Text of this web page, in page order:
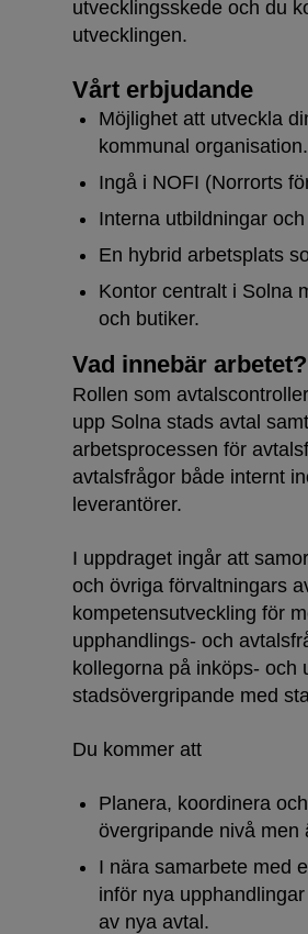
utvecklingsskede och du
utvecklingen.
Vårt erbjudande
Möjlighet att utveckla
kommunal organisation.
Ingå i NOFI (Norrorts
Interna utbildningar
En hybrid arbetsplats
Kontor centralt i Solna
och butiker.
Vad innebär arbetet?
Rollen som
upp Solna stads avtal
arbetsprocessen för
avtalsfrågor både internt
leverantörer.
I uppdraget ingår att
och övriga förvaltningars
kompetensutveckling för
upphandlings- och
kollegorna på inköps- och
stadsövergripande med
Du kommer att
Planera, koordinera
övergripande nivå men
I nära samarbete med
inför nya
av nya avtal.